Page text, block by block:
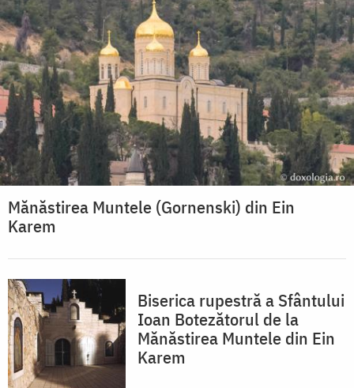
Mănăstirea Muntele (Gornenski) din Ein
Karem
Biserica rupestră a Sfântului
Ioan Botezătorul de la
Mănăstirea Muntele din Ein
Karem